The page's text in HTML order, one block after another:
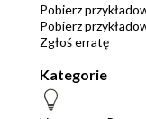
Pobierz
Pobierz
Zgłoś erratę
Kategorie